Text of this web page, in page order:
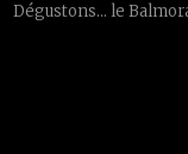
Dégustons… le